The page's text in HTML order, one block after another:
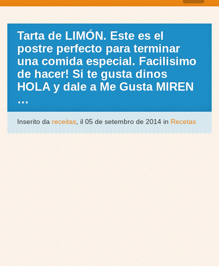
Tarta de LIMÓN. Este es el
postre perfecto para terminar
una comida especial. Facilisimo
de hacer! Si te gusta dinos
HOLA y dale a Me Gusta MIREN
…
Inserito da receitas, il 05 de setembro de 2014 in Recetas